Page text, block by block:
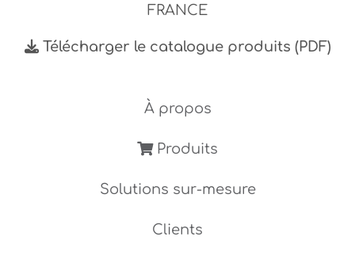
FRANCE
Télécharger le catalogue produits (PDF)
À propos
Produits
Solutions sur-mesure
Clients